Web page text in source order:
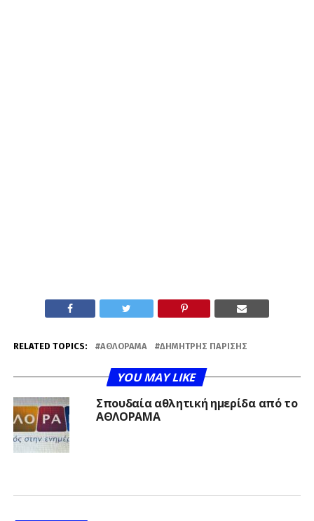
RELATED TOPICS: ΑΘΛΟΡΑΜΑ ΔΗΜΉΤΡΗΣ ΠΑΡΊΣΗΣ
YOU MAY LIKE
Σπουδαία αθλητική ημερίδα από το
ΑΘΛΟΡΑΜΑ